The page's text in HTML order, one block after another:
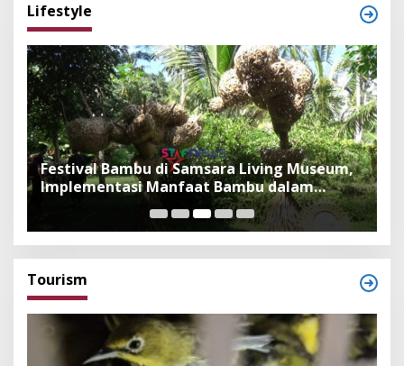
Lifestyle
Festival Bambu di Samsara Living Museum,
Implementasi Manfaat Bambu dalam
Kepercayaan Adat dan Budaya Bali
Tourism